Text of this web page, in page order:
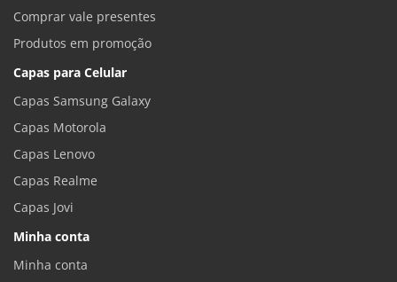
Comprar vale presentes
Produtos em promoção
Capas para Celular
Capas Samsung Galaxy
Capas Motorola
Capas Lenovo
Capas Realme
Capas Jovi
Minha conta
Minha conta